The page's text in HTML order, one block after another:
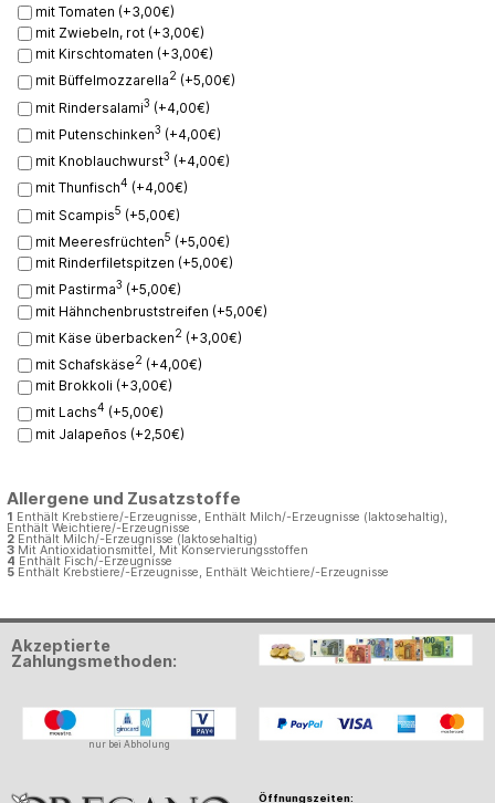
mit Tomaten (+3,00€)
mit Zwiebeln, rot (+3,00€)
mit Kirschtomaten (+3,00€)
mit Büffelmozzarella2 (+5,00€)
mit Rindersalami3 (+4,00€)
mit Putenschinken3 (+4,00€)
mit Knoblauchwurst3 (+4,00€)
mit Thunfisch4 (+4,00€)
mit Scampis5 (+5,00€)
mit Meeresfrüchten5 (+5,00€)
mit Rinderfiletspitzen (+5,00€)
mit Pastirma3 (+5,00€)
mit Hähnchenbruststreifen (+5,00€)
mit Käse überbacken2 (+3,00€)
mit Schafskäse2 (+4,00€)
mit Brokkoli (+3,00€)
mit Lachs4 (+5,00€)
mit Jalapeños (+2,50€)
Allergene und Zusatzstoffe
1 Enthält Krebstiere/-Erzeugnisse, Enthält Milch/-Erzeugnisse (laktosehaltig),
Enthält Weichtiere/-Erzeugnisse
2 Enthält Milch/-Erzeugnisse (laktosehaltig)
3 Mit Antioxidationsmittel, Mit Konservierungsstoffen
4 Enthält Fisch/-Erzeugnisse
5 Enthält Krebstiere/-Erzeugnisse, Enthält Weichtiere/-Erzeugnisse
Akzeptierte
Zahlungsmethoden:
nur bei Abholung
Öffnungszeiten: